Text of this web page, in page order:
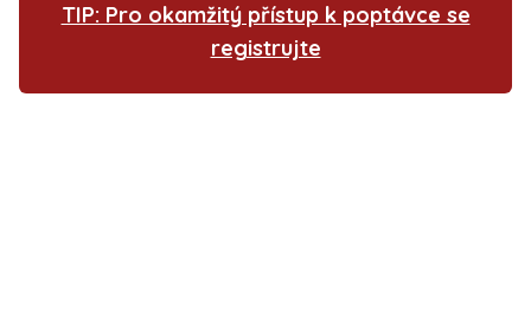
TIP: Pro okamžitý přístup k poptávce se
registrujte